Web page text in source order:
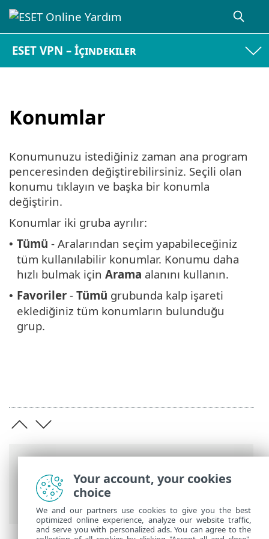
ESET VPN – İçindekiler
Konumlar
ESET Online Yardım ESET VPN
VPN>ESET VPN ile çalışma > Konumlar
Konumunuzu istediğiniz zaman ana program
penceresinden değiştirebilirsiniz. Seçili olan
konumu tıklayın ve başka bir konumla
değiştirin.
Konumlar iki gruba ayrılır:
• Tümü - Aralarından seçim yapabileceğiniz
tüm kullanılabilir konumlar. Konumu daha
hızlı bulmak için Arama alanını kullanın.
• Favoriler - Tümü grubunda kalp işareti
eklediğiniz tüm konumların bulunduğu
grup.
Your account, your cookies
choice
We and our partners use cookies to give you the best
optimized online experience, analyze our website traffic,
and serve you with personalized ads. You can agree to the